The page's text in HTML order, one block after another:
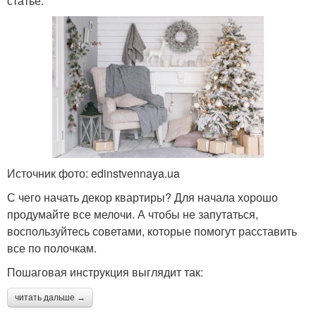
Источник фото: edinstvennaya.ua
С чего начать декор квартиры? Для начала хорошо
продумайте все мелочи. А чтобы не запутаться,
воспользуйтесь советами, которые помогут расставить
все по полочкам.
Пошаговая инструкция выглядит так:
читать дальше →